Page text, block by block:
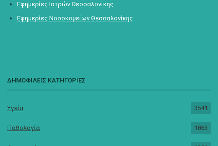
Εφημερίες Ιατρών Θεσσαλονίκης
Εφημερίες Νοσοκομείων Θεσσαλονίκης
ΔΗΜΟΦΙΛΕΙΣ ΚΑΤΗΓΟΡΙΕΣ
Υγεία 3541
Παθολογία 1863